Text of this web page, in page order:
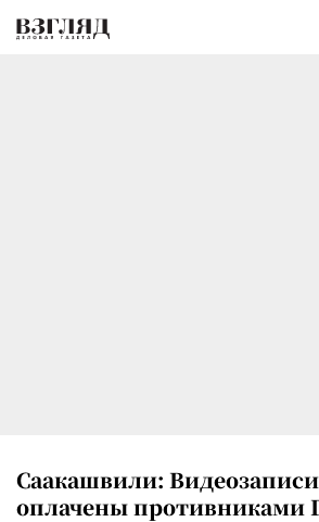
Саакашвили:
оплачены противниками